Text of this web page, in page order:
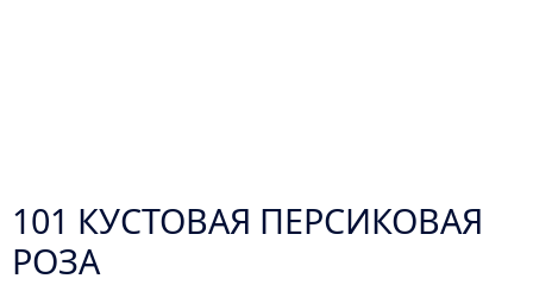
101 КУСТОВАЯ ПЕРСИКОВАЯ
РОЗА